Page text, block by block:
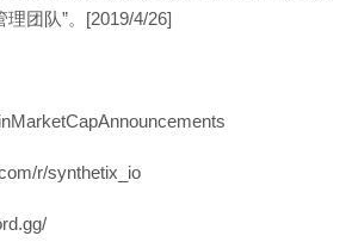
团队”。[2019/4/26]
r/synthetix_io